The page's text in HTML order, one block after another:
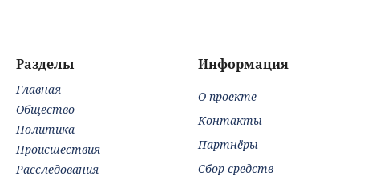
Разделы
Главная
Общество
Политика
Происшествия
Расследования
Информация
О проекте
Контакты
Партнёры
Сбор средств